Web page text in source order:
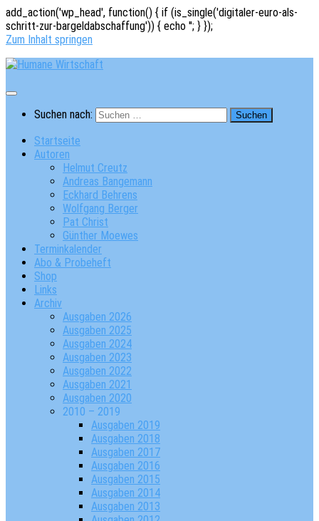
add_action('wp_head', function() { if (is_single('digitaler-euro-als-
schritt-zur-bargeldabschaffung')) { echo ''; } });
Zum Inhalt springen
Suchen nach:
Startseite
Autoren
Helmut Creutz
Andreas Bangemann
Eckhard Behrens
Wolfgang Berger
Pat Christ
Günther Moewes
Terminkalender
Abo & Probeheft
Shop
Links
Archiv
Ausgaben 2026
Ausgaben 2025
Ausgaben 2024
Ausgaben 2023
Ausgaben 2022
Ausgaben 2021
Ausgaben 2020
2010 – 2019
Ausgaben 2019
Ausgaben 2018
Ausgaben 2017
Ausgaben 2016
Ausgaben 2015
Ausgaben 2014
Ausgaben 2013